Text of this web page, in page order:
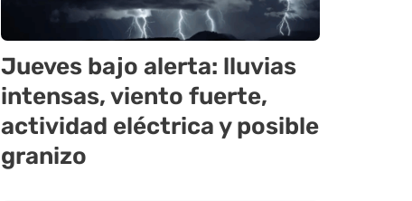
Jueves bajo alerta: lluvias
intensas, viento fuerte,
actividad eléctrica y posible
granizo